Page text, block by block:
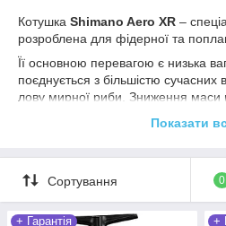
Котушка Shimano Aero XR –
розроблена для фідерної та
Її основною перевагою є низька
поєднується з більшістю
лову мирної риби. Зниження маси
корпусу, який має високу міцність і
Технологія G-Free Body дозволяє
снасті як під час закидання, так і
шестерня спирається на два
Показати
Сортування 0
+ Гарантія +